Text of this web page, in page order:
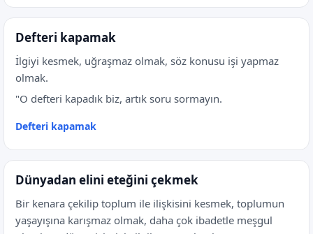
Defteri kapamak
İlgiyi kesmek, uğraşmaz olmak, söz konusu işi yapmaz
olmak.
"O defteri kapadık biz, artık soru sormayın.
Defteri kapamak
Dünyadan elini eteğini çekmek
Bir kenara çekilip toplum ile ilişkisini kesmek, toplumun
yaşayışına karışmaz olmak, daha çok ibadetle meşgul